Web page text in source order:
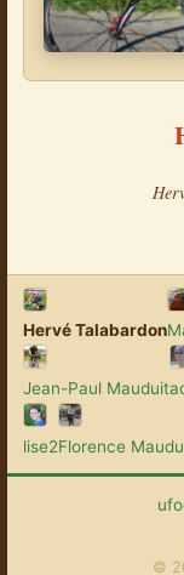
Hervé Talabardon
Jean-Paul Mauduit
lise2Florence
©